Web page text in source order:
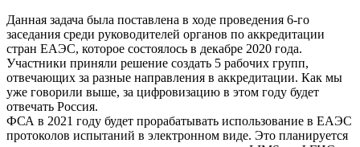
Данная задача была поставлена в ходе проведения 6-го
заседания среди руководителей органов по аккредитации
стран ЕАЭС, которое состоялось в декабре 2020 года.
Участники приняли решение создать 5 рабочих групп,
отвечающих за разные направления в аккредитации. Как мы
уже говорили выше, за цифровизацию в этом году будет
отвечать Россия.
ФСА в 2021 году будет прорабатывать использование в ЕАЭС
протоколов испытаний в электронном виде. Это планируется